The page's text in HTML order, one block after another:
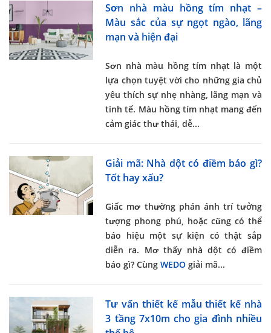
Sơn nhà màu hồng tím nhạt –
Màu sắc của sự ngọt ngào, lãng
mạn và hiện đại
Sơn nhà màu hồng tím nhạt là một
lựa chọn tuyệt vời cho những gia chủ
yêu thích sự nhẹ nhàng, lãng mạn và
tinh tế. Màu hồng tím nhạt mang đến
cảm giác thư thái, dễ...
Giải mã: Nhà dột có điềm báo gì?
Tốt hay xấu?
Giấc mơ thường phán ánh trí tưởng
tượng phong phú, hoặc cũng có thể
báo hiệu một sự kiện có thật sắp
diễn ra. Mơ thấy nhà dột có điềm
báo gì? CùngWEDO giải mã...
Tư vấn thiết kế mẫu thiết kế nhà
3 tầng 7x10m cho gia đình nhiều